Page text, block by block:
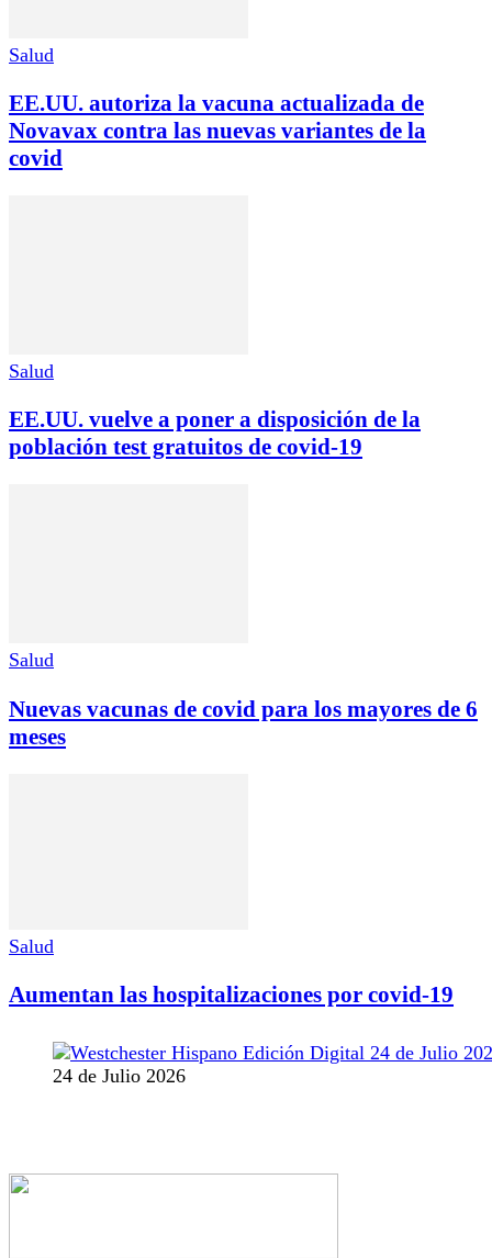
Salud
EE.UU. autoriza la vacuna actualizada de
Novavax contra las nuevas variantes de la
covid
Salud
EE.UU. vuelve a poner a disposición de la
población test gratuitos de covid-19
Salud
Nuevas vacunas de covid para los mayores de 6
meses
Salud
Aumentan las hospitalizaciones por covid-19
24 de Julio 2026